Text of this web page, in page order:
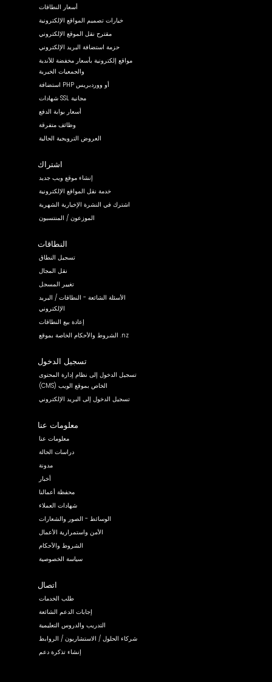
أسعار النطاقات
خيارات تصميم المواقع الإلكترونية
مقترح نقل الموقع الإلكتروني
حزمة استضافة البريد الإلكتروني
مواقع إلكترونية بأسعار مخفضة للأندية
والجمعيات الخيرية
استضافة PHP أو ووردبريس
شهادات SSL مجانية
أسعار بوابة الدفع
وظائف متفرقة
العروض الترويجية الحالية
اشتراك
إنشاء موقع ويب جديد
خدمة نقل المواقع الإلكترونية
اشترك في النشرة الإخبارية الشهرية
الموزعون / المنتسبون
النطاقات
تسجيل النطاق
نقل المجال
تغيير المسجل
الأسئلة الشائعة - النطاقات / البريد
الإلكتروني
إعادة بيع النطاقات
الشروط والأحكام الخاصة بموقع .nz
تسجيل الدخول
تسجيل الدخول إلى نظام إدارة المحتوى
(CMS) الخاص بموقع الويب
تسجيل الدخول إلى البريد الإلكتروني
معلومات عنا
معلومات عنا
دراسات الحالة
مدونة
أخبار
محفظة أعمالنا
شهادات العملاء
الوسائط - الصور والشعارات
الأمن واستمرارية الأعمال
الشروط والأحكام
سياسة الخصوصية
اتصال
طلب الخدمات
إجابات الدعم الشائعة
التدريب والدروس التعليمية
شركاء الحلول / الاستشاريون / الروابط
إنشاء تذكرة دعم